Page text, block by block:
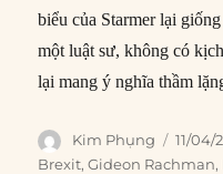
biểu của Starmer lại
một luật sư, không có
lại mang ý nghĩa thầm
Author
Kim Phụng
on
11/04/
Brexit,Gideon Rachman,